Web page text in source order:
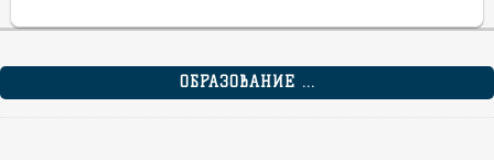
ОБРАЗОВАНИЕ ...